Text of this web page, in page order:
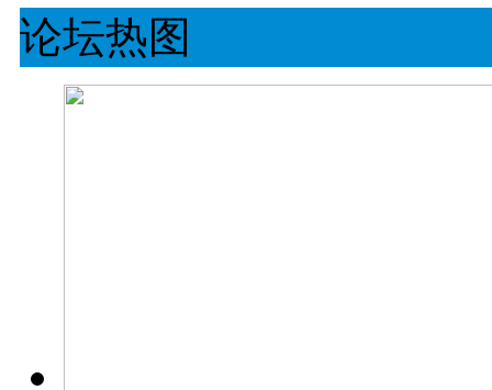
论坛热图